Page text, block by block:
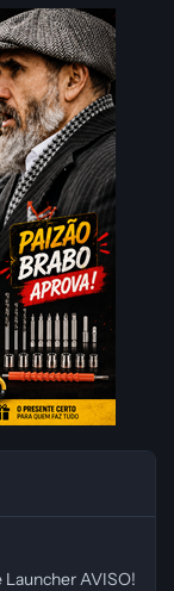
Launcher AVISO!